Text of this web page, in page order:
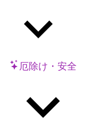
厄除け・安全